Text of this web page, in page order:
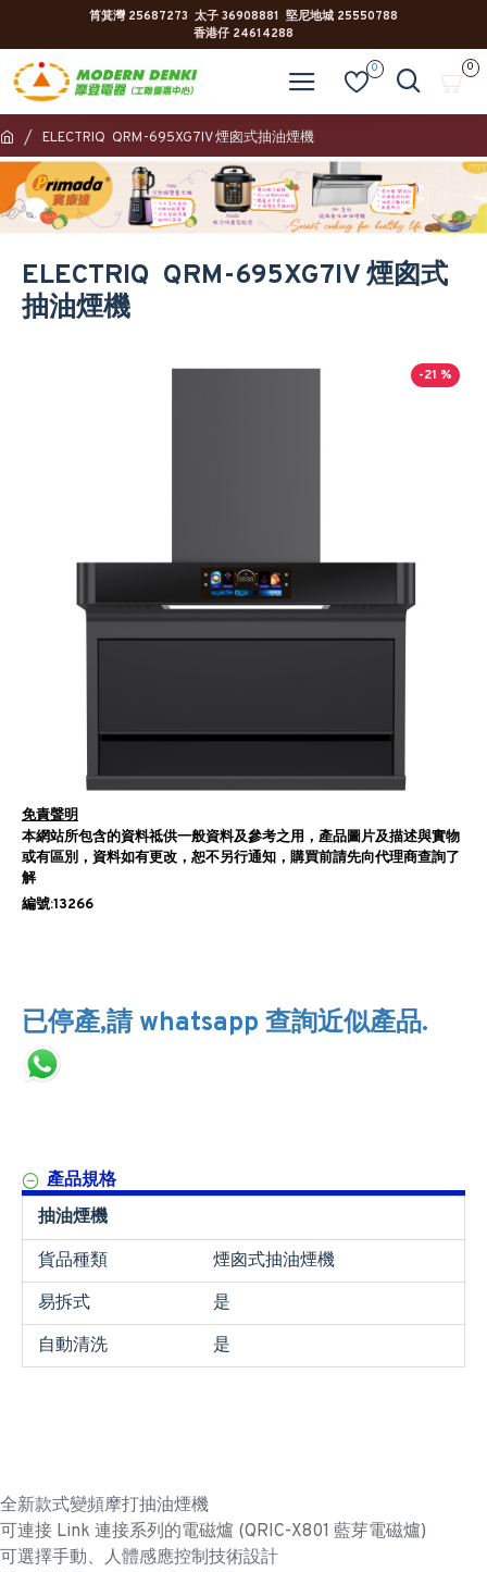
筲箕灣 25687273 太子 36908881 堅尼地城 25550788
香港仔 24614288
0 0
ELECTRIQ QRM-695XG7IV 煙囪式抽油煙機
ELECTRIQ QRM-695XG7IV 煙囪式
抽油煙機
-21 %
免責聲明
本網站所包含的資料祗供一般資料及參考之用，產品圖片及描述與實物
或有區別，資料如有更改，恕不另行通知，購買前請先向代理商查詢了
解
編號:13266
已停產,請 whatsapp 查詢近似產品.
產品規格
抽油煙機
貨品種類
煙囪式抽油煙機
易拆式
是
自動清洗
是
全新款式變頻摩打抽油煙機
可連接 Link 連接系列的電磁爐 (QRIC-X801 藍芽電磁爐)
可選擇手動、人體感應控制技術設計